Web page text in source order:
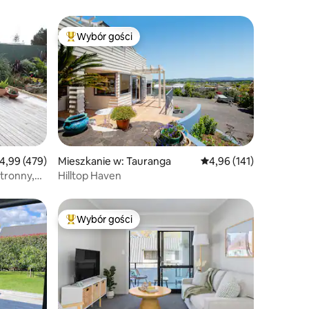
gości
ocena: 4,99 na 5, liczba recenzji: 479
4,99 (479)
Najpopularniejsze z kategorii Wybór gości
Wybór gości
Mieszkanie w: Tauranga Średnia ocena: 4,96
4,96 (141)
Hilltop Haven
gości Najpopularniejsze z kategorii Wybór gości
Wybór gości